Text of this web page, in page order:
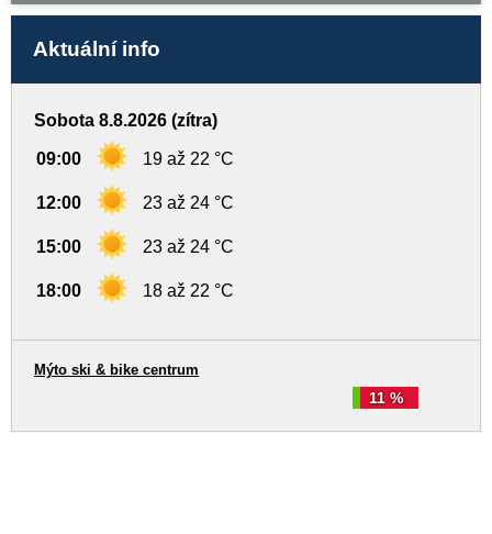
Aktuální info
Sobota 8.8.2026 (zítra)
09:00 19 až 22 °C
12:00 23 až 24 °C
15:00 23 až 24 °C
18:00 18 až 22 °C
11 %
Mýto ski & bike centrum